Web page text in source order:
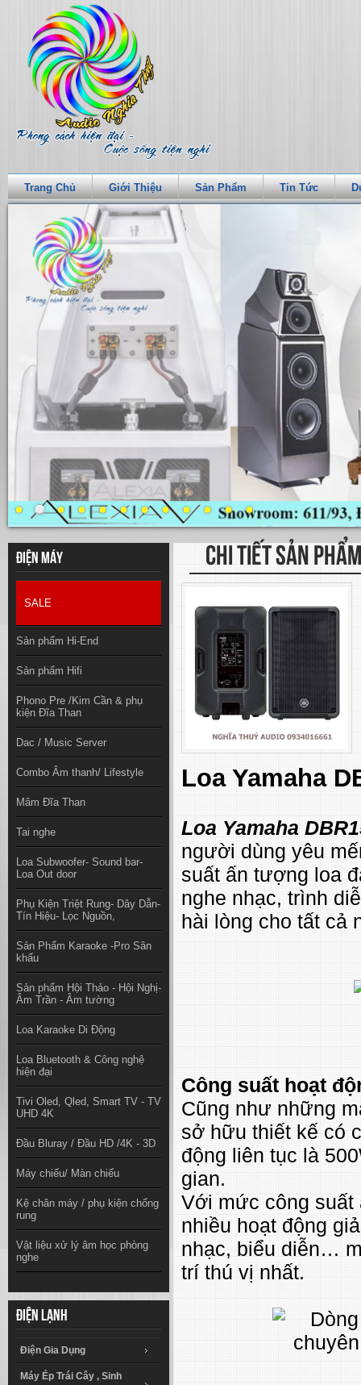
Trang Chủ Giới Thiệu Sản Phẩm Tin Tức
Điện máy
SALE
Sản phẩm Hi-End
Sản phẩm Hifi
Phono Pre /Kim Cần & phụ
kiện Đĩa Than
Dac / Music Server
Combo Âm thanh/ Lifestyle
Mâm Đĩa Than
Tai nghe
Loa Subwoofer- Sound bar-
Loa Out door
Phụ Kiện Triệt Rung- Dây Dẫn-
Tín Hiệu- Lọc Nguồn,
Sản Phẩm Karaoke -Pro Sân
khấu
Sản phẩm Hội Thảo - Hội Nghị-
Âm Trần - Âm tường
Loa Karaoke Di Động
Loa Bluetooth & Công nghệ
hiện đại
Tivi Oled, Qled, Smart TV - TV
UHD 4K
Đầu Bluray / Đầu HD /4K - 3D
Máy chiếu/ Màn chiếu
Kệ chân máy / phụ kiện chống
rung
Vật liệu xử lý âm học phòng
nghe
Điện lạnh
Điện Gia Dụng
Máy Ép Trái Cây , Sinh
CHI TIẾT SẢN PHẨM
Loa Yamaha
Loa Yamaha
người dùng yêu
suất ấn tượng loa
nghe nhạc, trình
hài lòng cho tất cả
Công suất hoạt
Cũng như những
sở hữu thiết kế có
động liên tục là
gian.
Với mức công
nhiều hoạt động
nhạc, biểu diễn…
trí thú vị nhất.